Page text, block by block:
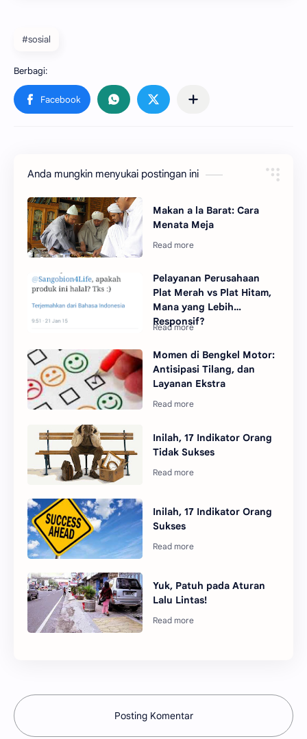
#sosial
Anda mungkin menyukai postingan ini
Makan a la Barat: Cara
Menata Meja
Pelayanan Perusahaan
Plat Merah vs Plat Hitam,
Mana yang Lebih
Responsif?
Momen di Bengkel Motor:
Antisipasi Tilang, dan
Layanan Ekstra
Inilah, 17 Indikator Orang
Tidak Sukses
Inilah, 17 Indikator Orang
Sukses
Yuk, Patuh pada Aturan
Lalu Lintas!
Posting Komentar